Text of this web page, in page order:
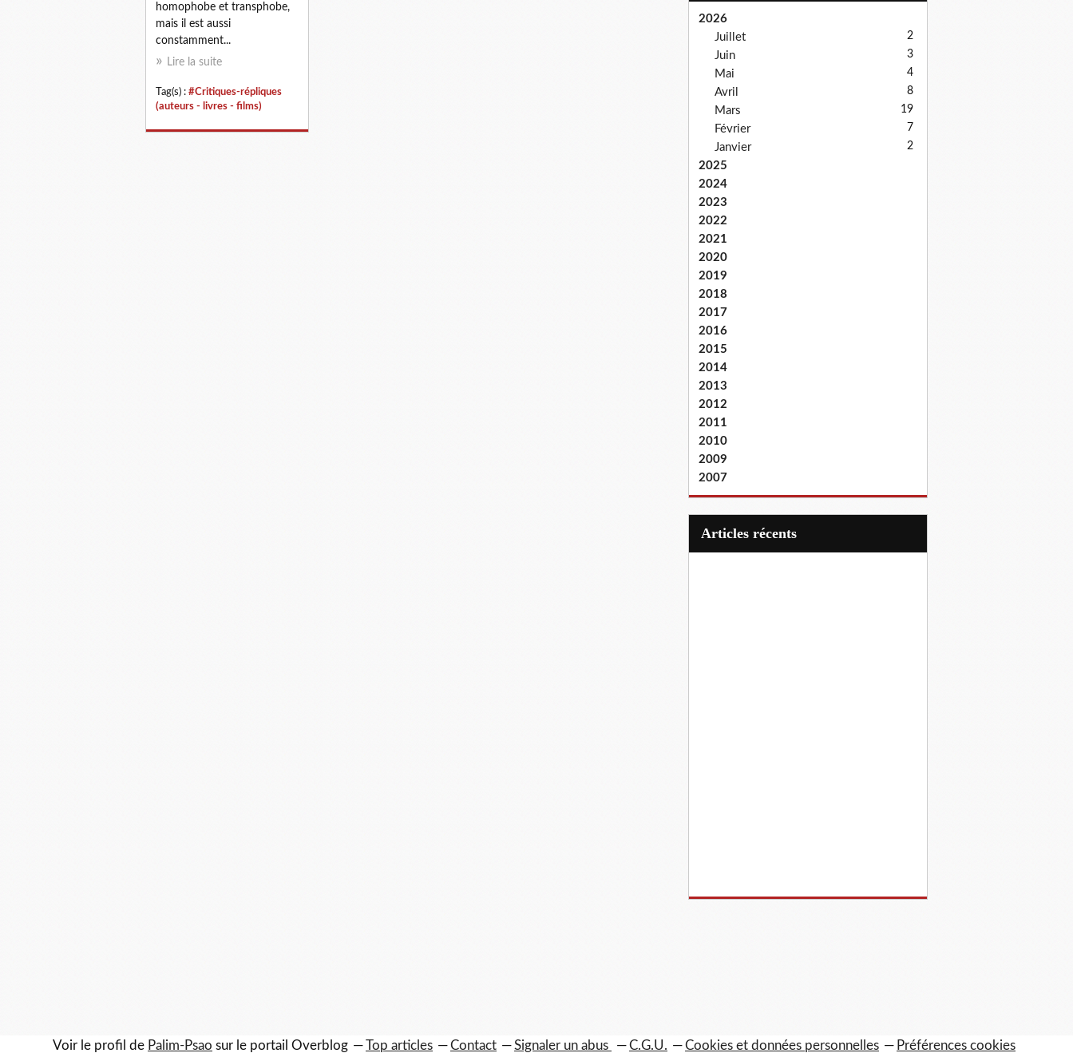
homophobe et transphobe,
mais il est aussi
constamment...
Lire la suite
Tag(s) : #Critiques-répliques
(auteurs - livres - films)
2026
Juillet
2
Juin 3
Mai 4
Avril 8
Mars 19
Février 7
Janvier 2
2025
2024
2023
2022
2021
2020
2019
2018
2017
2016
2015
2014
2013
2012
2011
2010
2009
2007
articles récents
Voir le profil de Palim-Psao sur le portail Overblog Top articles Contact Signaler un abus C.G.U. Cookies et données personnelles Préférences cookies